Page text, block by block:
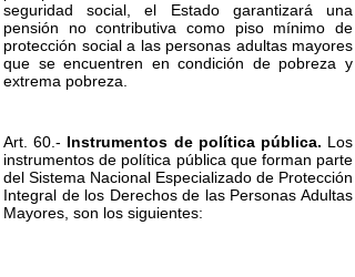
seguridad social, el Estado garantizará una
pensión no contributiva como piso mínimo de
protección social a las personas adultas mayores
que se encuentren en condición de pobreza y
extrema pobreza.
Art. 60.- Instrumentos de política pública. Los
instrumentos de política pública que forman parte
del Sistema Nacional Especializado de Protección
Integral de los Derechos de las Personas Adultas
Mayores, son los siguientes: